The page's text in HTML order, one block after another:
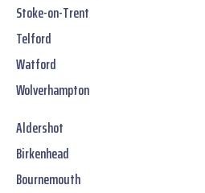
Stoke-on-Trent
Telford
Watford
Wolverhampton
Aldershot
Birkenhead
Bournemouth